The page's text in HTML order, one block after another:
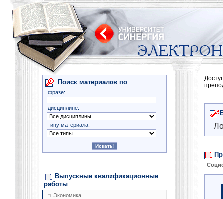
Поиск материалов по
фразе:
дисциплине:
типу материала:
Выпускные квалификационные
работы
Экономика